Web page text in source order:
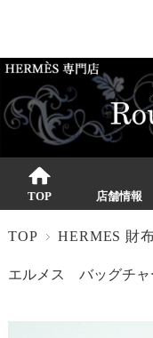
TOP 店舗情報
TOP HERMES 財
エルメス バッグチャ